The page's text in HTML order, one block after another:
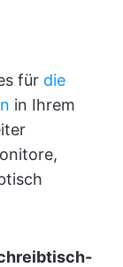
für die
in Ihrem